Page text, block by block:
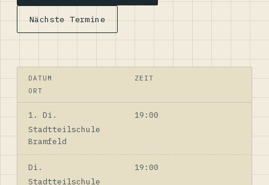
Nächste Termine
DATUM
ZEIT
ORT
1. Di.
19:00
Stadtteilschule
Bramfeld
Di.
19:00
Stadtteilschule